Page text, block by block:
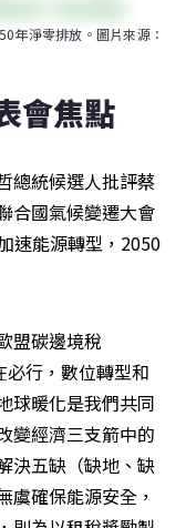
年淨零排放。圖片來源：
會焦點
總統候選人批評蔡
合國氣候變遷大會
速能源轉型，2050
盟碳邊境稅
必行，數位轉型和
球暖化是我們共同
變經濟三支箭中的
決五缺（缺地、缺
虞確保能源安全，